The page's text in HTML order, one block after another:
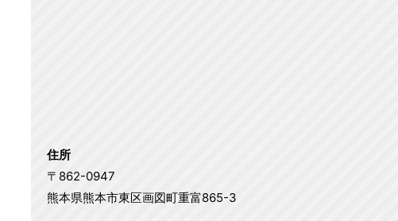
住所
〒862-0947
熊本県熊本市東区画図町重富865-3